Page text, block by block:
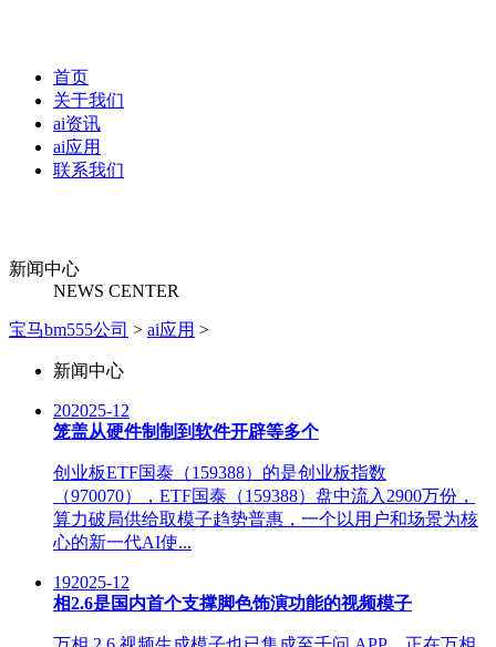
首页
关于我们
ai资讯
ai应用
联系我们
新闻中心
NEWS CENTER
宝马bm555公司 > ai应用 >
新闻中心
202025-12
笼盖从硬件制制到软件开辟等多个
创业板ETF国泰（159388）的是创业板指数
（970070），ETF国泰（159388）盘中流入2900万份，
算力破局供给取模子趋势普惠，一个以用户和场景为核
心的新一代AI使...
192025-12
相2.6是国内首个支撑脚色饰演功能的视频模子